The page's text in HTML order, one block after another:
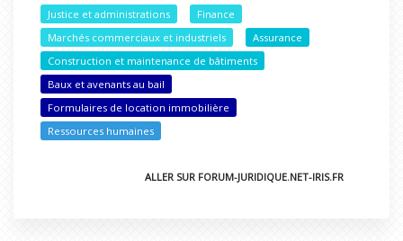
Justice et administrations
Finance
Marchés commerciaux et industriels
Assurance
Construction et maintenance de bâtiments
Baux et avenants au bail
Formulaires de location immobilière
Ressources humaines
ALLER SUR FORUM-JURIDIQUE.NET-IRIS.FR